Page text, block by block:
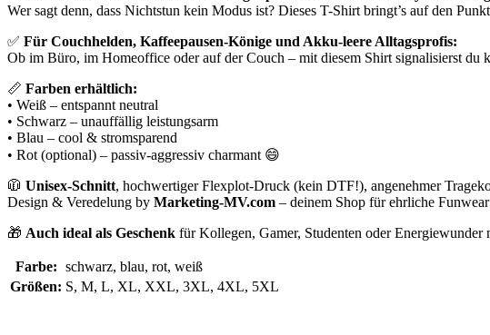
Wer sagt denn, dass Nichtstun kein Modus ist? Dieses T-Shirt bringt’s auf den
✅ Für Couchhelden, Kaffeepausen-Könige und Akku-leere Alltagsprofis:
Ob im Büro, im Homeoffice oder auf der Couch – mit diesem Shirt signalisierst du
📏 Farben erhältlich:
• Weiß – entspannt neutral
• Schwarz – unauffällig leistungsarm
• Blau – cool & stromsparend
• Rot (optional) – passiv-aggressiv charmant 😄
🧥 Unisex-Schnitt, hochwertiger Flexplot-Druck (kein DTF!), angenehmer
Design & Veredelung by Marketing-MV.com – deinem Shop für ehrliche
🎁 Auch ideal als Geschenk für Kollegen, Gamer, Studenten oder Energiewunder
Farbe: schwarz, blau, rot, weiß
Größen: S, M, L, XL, XXL, 3XL, 4XL, 5XL